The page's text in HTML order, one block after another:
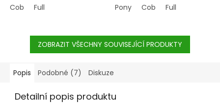
Cob
Full Pony Cob Full
ZOBRAZIT VŠECHNY SOUVISEJÍCÍ PRODUKTY
Popis Podobné (7) Diskuze
Detailní popis produktu